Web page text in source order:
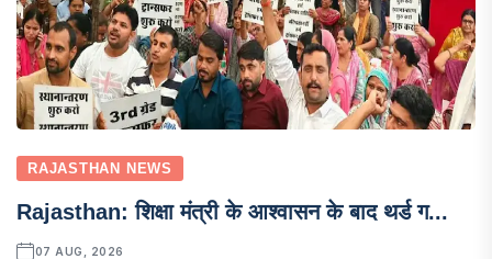
RAJASTHAN NEWS
Rajasthan: शिक्षा मंत्री के आश्वासन के बाद थर्ड ग...
07 AUG, 2026